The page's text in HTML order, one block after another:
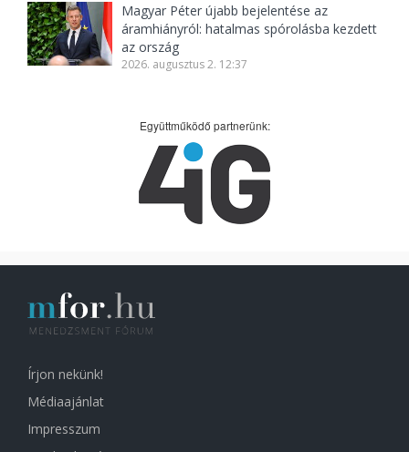
Magyar Péter újabb bejelentése az
áramhiányról: hatalmas spórolásba kezdett
az ország
2026. augusztus 2. 12:37
Együttműködő partnerünk:
Írjon nekünk!
Médiaajánlat
Impresszum